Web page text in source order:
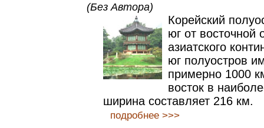
(Без Автора)
Корейский
юг от восточной
азиатского
юг полуостров
примерно 1000
восток в
ширина составляет 216 км.
подробнее >>>